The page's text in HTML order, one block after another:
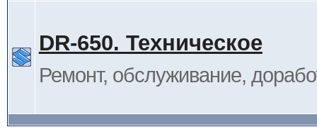
DR-650. Техническое
Ремонт, обслуживание,